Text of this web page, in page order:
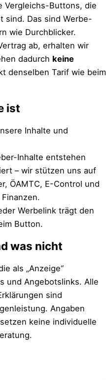
Vergleichs-Buttons, die
sind. Das sind Werbe-
wie Durchblicker.
ab, erhalten wir
dadurch keine
denselben Tarif wie beim
ist
Inhalte und
Inhalte entstehen
– wir stützen uns auf
ÖAMTC, E-Control und
Werbelink trägt den
Button.
was nicht
als „Anzeige“
und Angebotslinks. Alle
sind
Angaben
keine individuelle